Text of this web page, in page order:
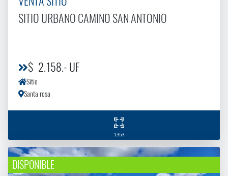
SITIO URBANO CAMINO SAN ANTONIO
$ 2.158.- UF
Sitio
Santa rosa
1353
DISPONIBLE